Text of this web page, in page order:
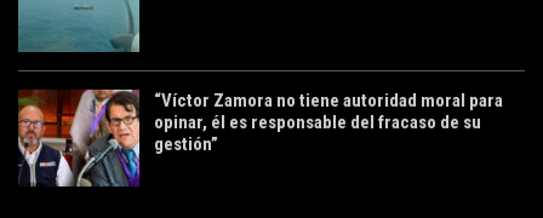
“Víctor Zamora no tiene autoridad moral para
opinar, él es responsable del fracaso de su
gestión”